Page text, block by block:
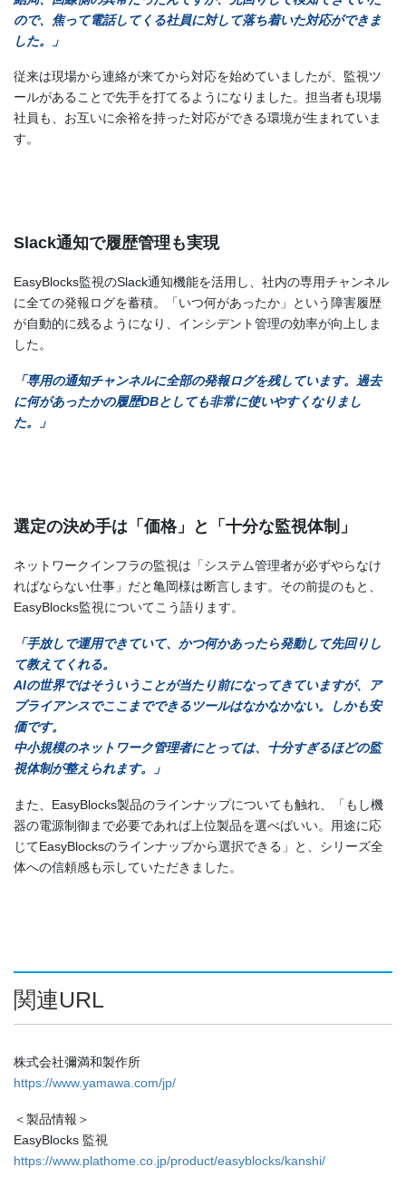
ので、焦って電話してくる社員に対して落ち着いた対応ができま
した。」
従来は現場から連絡が来てから対応を始めていましたが、監視ツ
ールがあることで先手を打てるようになりました。担当者も現場
社員も、お互いに余裕を持った対応ができる環境が生まれていま
す。
Slack通知で履歴管理も実現
EasyBlocks監視のSlack通知機能を活用し、社内の専用チャンネル
に全ての発報ログを蓄積。「いつ何があったか」という障害履歴
が自動的に残るようになり、インシデント管理の効率が向上しま
した。
「専用の通知チャンネルに全部の発報ログを残しています。過去
に何があったかの履歴DBとしても非常に使いやすくなりまし
た。」
選定の決め手は「価格」と「十分な監視体制」
ネットワークインフラの監視は「システム管理者が必ずやらなけ
ればならない仕事」だと亀岡様は断言します。その前提のもと、
EasyBlocks監視についてこう語ります。
「手放しで運用できていて、かつ何かあったら発動して先回りし
て教えてくれる。
AIの世界ではそういうことが当たり前になってきていますが、ア
プライアンスでここまでできるツールはなかなかない。しかも安
価です。
中小規模のネットワーク管理者にとっては、十分すぎるほどの監
視体制が整えられます。」
また、EasyBlocks製品のラインナップについても触れ、「もし機
器の電源制御まで必要であれば上位製品を選べばいい。用途に応
じてEasyBlocksのラインナップから選択できる」と、シリーズ全
体への信頼感も示していただきました。
関連URL
株式会社彌満和製作所
https://www.yamawa.com/jp/
＜製品情報＞
EasyBlocks 監視
https://www.plathome.co.jp/product/easyblocks/kanshi/